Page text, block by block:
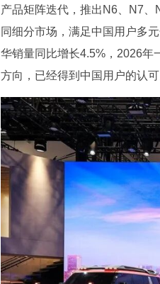
产品矩阵迭代，推出N6、N7
同细分市场，满足中国用户多
华销量同比增长4.5%，2026年
方向，已经得到中国用户的认可